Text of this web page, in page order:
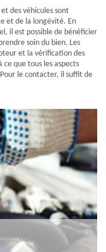
des véhicules sont
et de la longévité. En
il est possible de bénéficier
soin du bien. Les
et la vérification des
ce que tous les aspects
le contacter, il suffit de